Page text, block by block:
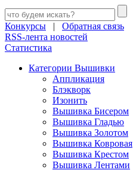
Конкурсы | Обратная связь
RSS-лента новостей
Статистика
Категории Вышивки
Аппликация
Блэкворк
Изонить
Вышивка Бисером
Вышивка Гладью
Вышивка Золотом
Вышивка Ковровая
Вышивка Крестом
Вышивка Лентами